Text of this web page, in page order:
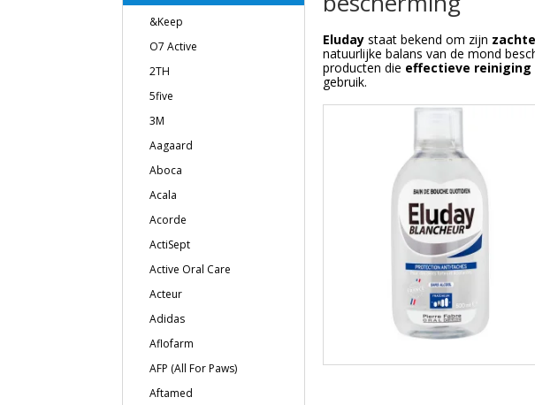
&Keep
O7 Active
2TH
5five
3M
Aagaard
Aboca
Acala
Acorde
ActiSept
Active Oral Care
Acteur
Adidas
Aflofarm
AFP (All For Paws)
Aftamed
Eludaystaat bekend om zijn
natuurlijke balans van de mond
producten die effectieve
gebruik.